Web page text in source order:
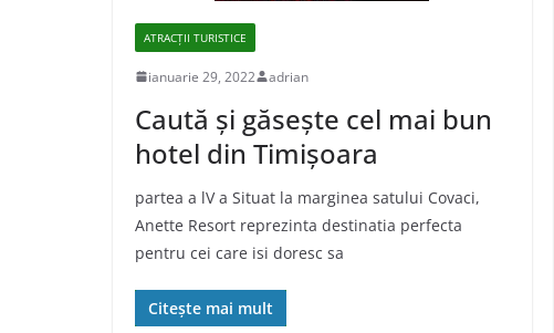
ATRACȚII TURISTICE
ianuarie 29, 2022 adrian
Caută şi găseşte cel mai bun
hotel din Timişoara
partea a lV a Situat la marginea satului Covaci,
Anette Resort reprezinta destinatia perfecta
pentru cei care isi doresc sa
Citește mai mult